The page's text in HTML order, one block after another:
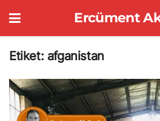
Ercüment
Etiket: afganistan